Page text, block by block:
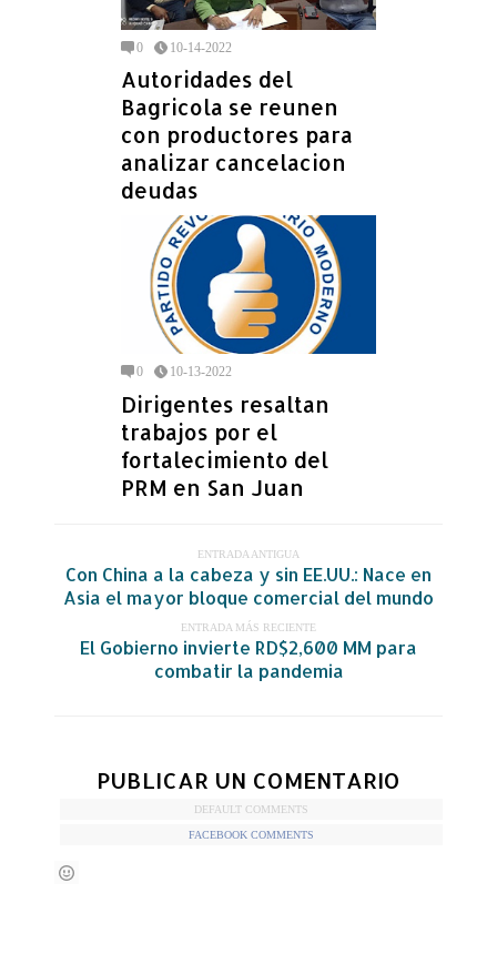
0 10-14-2022
Autoridades del
Bagricola se reunen
con productores para
analizar cancelacion
deudas
0 10-13-2022
Dirigentes resaltan
trabajos por el
fortalecimiento del
PRM en San Juan
ENTRADA ANTIGUA
Con China a la cabeza y sin EE.UU.: Nace en
Asia el mayor bloque comercial del mundo
ENTRADA MÁS RECIENTE
El Gobierno invierte RD$2,600 MM para
combatir la pandemia
PUBLICAR UN COMENTARIO
DEFAULT COMMENTS
FACEBOOK COMMENTS